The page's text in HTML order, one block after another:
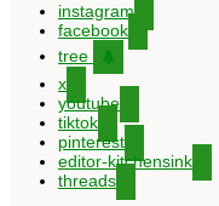
instagram
facebook
tree
x
youtube
tiktok
pinterest
editor-kitchensink
threads